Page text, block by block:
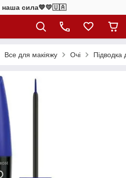
наша сила​💙💛🇺🇦​
Все для макіяжу Очі Підводка